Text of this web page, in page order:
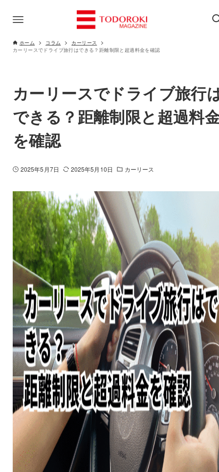
ホーム コラム
カーリース
カーリースでドライブ旅行はできる？距離制限と超過料金を確認
カーリースでドライブ旅行
できる？距離制限と超過料
を確認
2025年5月7日 2025年5月10日 カーリース